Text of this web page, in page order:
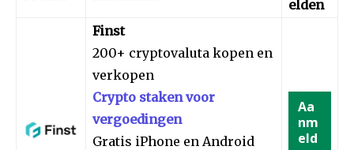
elden
Finst
200+ cryptovaluta kopen en
verkopen
Crypto staken voor
vergoedingen
Gratis iPhone en Android
Aa
nm
eld